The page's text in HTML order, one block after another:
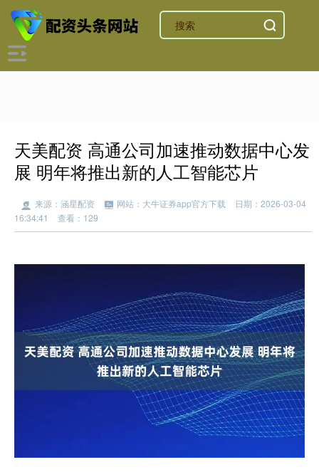
天美配资 高通公司加速推动数据中心发
展 明年将推出新的人工智能芯片
来源：涵星配资 网站：大牛证券app官方下载
日期：2026-03-04
16:34:41
查看：129